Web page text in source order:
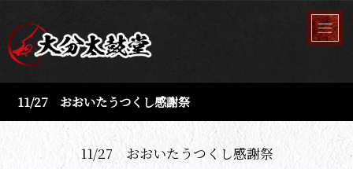
11/27 おおいたうつくし感謝祭
11/27 おおいたうつくし感謝祭